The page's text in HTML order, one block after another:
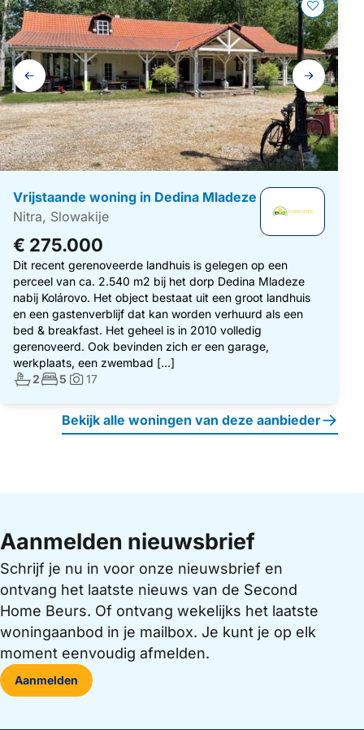
Galerij
navigatie
Vrijstaande woning in Dedina Mladeze
Nitra, Slowakije
€ 275.000
Dit recent gerenoveerde landhuis is gelegen op een
perceel van ca. 2.540 m2 bij het dorp Dedina Mladeze
nabij Kolárovo. Het object bestaat uit een groot landhuis
en een gastenverblijf dat kan worden verhuurd als een
bed & breakfast. Het geheel is in 2010 volledig
gerenoveerd. Ook bevinden zich er een garage,
werkplaats, een zwembad […]
Aantal badkamers:
2Aantal slaapkamers:
5 Foto's:
17
Bekijk alle woningen van deze aanbieder
Aanmelden nieuwsbrief
Schrijf je nu in voor onze nieuwsbrief en
ontvang het laatste nieuws van de Second
Home Beurs. Of ontvang wekelijks het laatste
woningaanbod in je mailbox. Je kunt je op elk
moment eenvoudig afmelden.
Aanmelden